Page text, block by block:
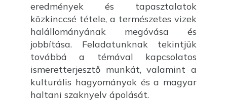
eredmények és tapasztalatok
közkinccsé tétele, a természetes vizek
halállományának megóvása és
jobbítása. Feladatunknak tekintjük
továbbá a témával kapcsolatos
ismeretterjesztő munkát, valamint a
kulturális hagyományok és a magyar
haltani szaknyelv ápolását.